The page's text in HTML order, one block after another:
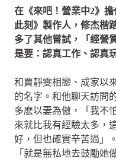
在《來吧！營業中2》
此刻》製作人，修杰楷
多了其他嘗試，「經營
是要：認真工作、認真
和賈靜雯相戀、成家以
的名字。和他聊天訪問
多麽以妻為傲，「我不
來就比我有經驗太多，
好，但也確實辛苦過」
「就是無私地去鼓勵她